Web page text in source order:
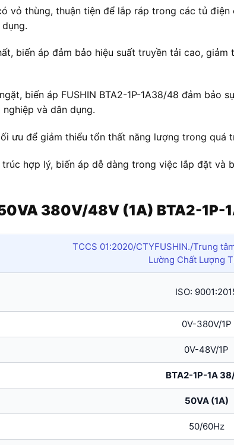
vỏ thùng, thuận tiện để lắp ráp trong các tủ
biến áp đảm bảo hiệu suất truyền tải cao,
biến áp FUSHIN BTA2-1P-1A38/48 đảm bảo
và dân dụng.
ưu để giảm thiểu tổn thất năng lượng trong quá
hợp lý, biến áp dễ dàng trong việc lắp đặt và
380V/48V (1A) BTA2-1P-
TCCS 01:2020/CTYFUSHIN./Trung
Lường Chất Lượng
ISO:
0V-380V/1P
0V-48V/1P
BTA2-1P-1A
50VA (1A)
50/60Hz